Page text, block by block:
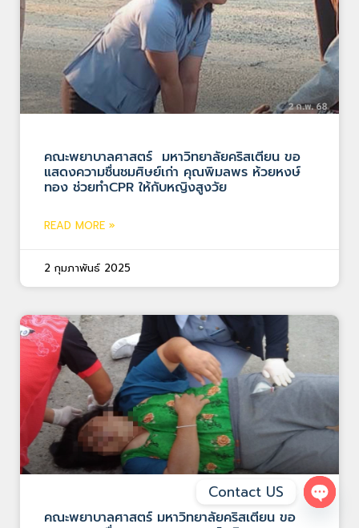
คณะพยาบาลศาสตร์ มหาวิทยาลัยคริสเตียน ขอ
แสดงความชื่นชมศิษย์เก่า คุณพิมลพร ห้วยหงษ์
ทอง ช่วยทำCPR ให้กับหญิงสูงวัย
READ MORE »
2 กุมภาพันธ์ 2025
คณะพยาบาลศาสตร์ มหาวิทยาลัยคริสเตียน ขอ
Contact US